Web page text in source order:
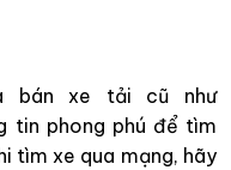
bán xe tải cũ như
tin phong phú để tìm
tìm xe qua mạng, hãy